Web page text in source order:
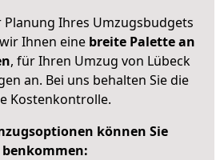
Planung Ihres Umzugsbudgets
Ihnen eine breite Palette an
, für Ihren Umzug von Lübeck
an. Bei uns behalten Sie die
Kostenkontrolle.
können Sie
benkommen: